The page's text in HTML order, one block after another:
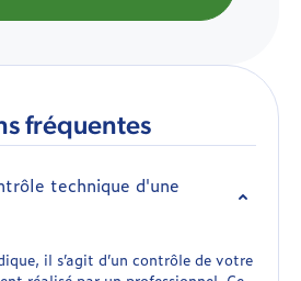
fréquentes
technique d'une
il s’agit d’un contrôle de votre